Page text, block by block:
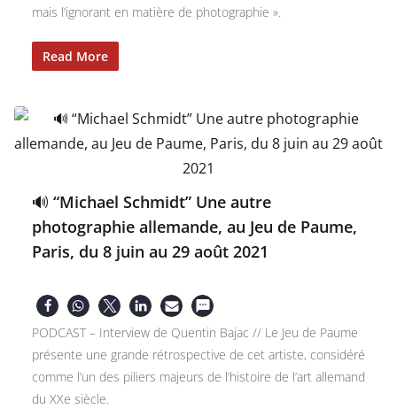
mais l’ignorant en matière de photographie ».
Read More
🔊 “Michael Schmidt” Une autre
photographie allemande, au Jeu de Paume,
Paris, du 8 juin au 29 août 2021
PODCAST – Interview de Quentin Bajac // Le Jeu de Paume
présente une grande rétrospective de cet artiste, considéré
comme l’un des piliers majeurs de l’histoire de l’art allemand
du XXe siècle.